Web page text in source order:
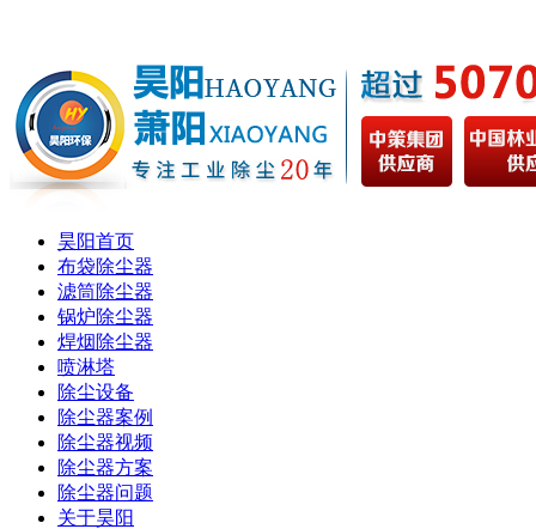
昊阳首页
布袋除尘器
滤筒除尘器
锅炉除尘器
焊烟除尘器
喷淋塔
除尘设备
除尘器案例
除尘器视频
除尘器方案
除尘器问题
关于昊阳